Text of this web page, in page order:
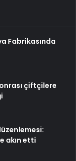
Fabrikasında
çiftçilere
akın etti